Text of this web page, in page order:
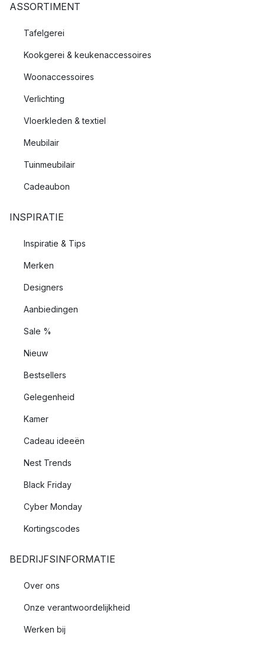
ASSORTIMENT
Tafelgerei
Kookgerei & keukenaccessoires
Woonaccessoires
Verlichting
Vloerkleden & textiel
Meubilair
Tuinmeubilair
Cadeaubon
INSPIRATIE
Inspiratie & Tips
Merken
Designers
Aanbiedingen
Sale %
Nieuw
Bestsellers
Gelegenheid
Kamer
Cadeau ideeën
Nest Trends
Black Friday
Cyber Monday
Kortingscodes
BEDRIJFSINFORMATIE
Over ons
Onze verantwoordelijkheid
Werken bij